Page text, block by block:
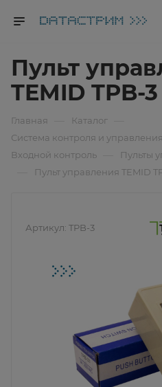
Пульт
TEMID TPB-3
Главная Каталог
Система контроля и
Входной контроль Пульты
Пульт управления TEMID
Артикул: TPB-3